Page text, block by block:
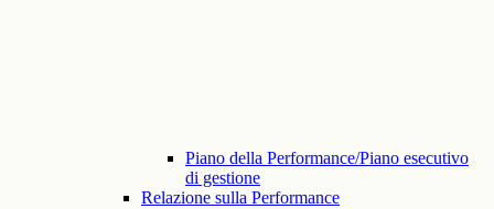
Piano della Performance/Piano esecutivo
di gestione
Relazione sulla Performance